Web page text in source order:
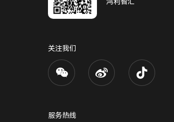
关注我们
服务热线